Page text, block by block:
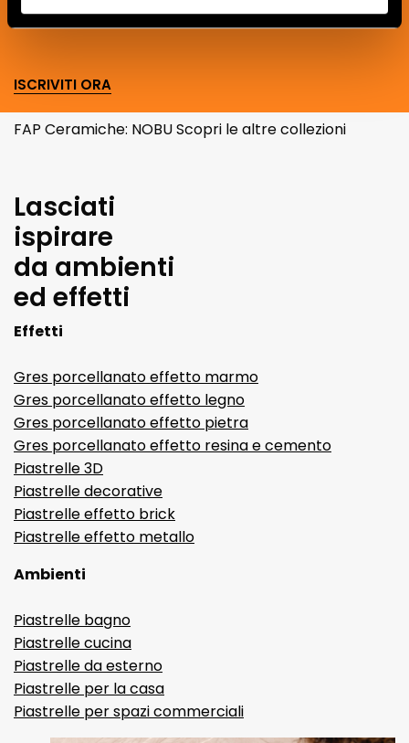
ISCRIVITI ORA
FAP Ceramiche: NOBU Scopri le altre collezioni
Lasciati
ispirare
da ambienti
ed effetti
Effetti
Gres porcellanato effetto marmo
Gres porcellanato effetto legno
Gres porcellanato effetto pietra
Gres porcellanato effetto resina e cemento
Piastrelle 3D
Piastrelle decorative
Piastrelle effetto brick
Piastrelle effetto metallo
Ambienti
Piastrelle bagno
Piastrelle cucina
Piastrelle da esterno
Piastrelle per la casa
Piastrelle per spazi commerciali